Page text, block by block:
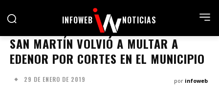
INFOWEB NOTICIAS
SAN MARTÍN VOLVIÓ A MULTAR A
EDENOR POR CORTES EN EL MUNICIPIO
29 DE ENERO DE 2019 por infoweb